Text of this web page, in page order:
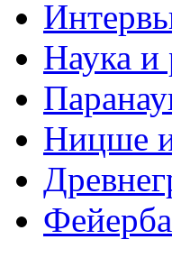
Наука и
Ницше и